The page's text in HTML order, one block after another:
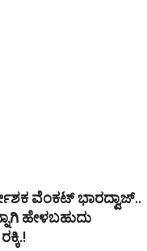
ವೆಂಕಟ್ ಭಾರದ್ವಾಜ್..
ಹೇಳಬಹುದು